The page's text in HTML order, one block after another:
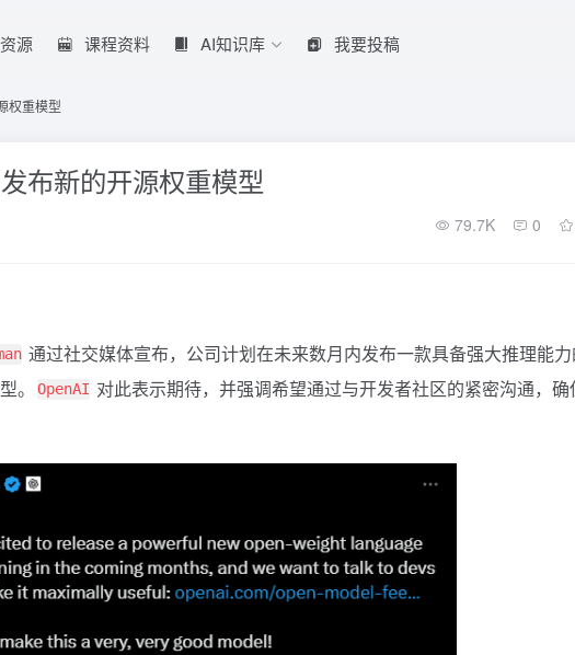
源 课程资料 AI知识库 我要投稿
权重模型
布新的开源权重模型
79.7K 0
通过社交媒体宣布，公司计划在未来数月内发布一款具备强大推理能
。
OpenAI 对此表示期待，并强调希望通过与开发者社区的紧密沟通，确